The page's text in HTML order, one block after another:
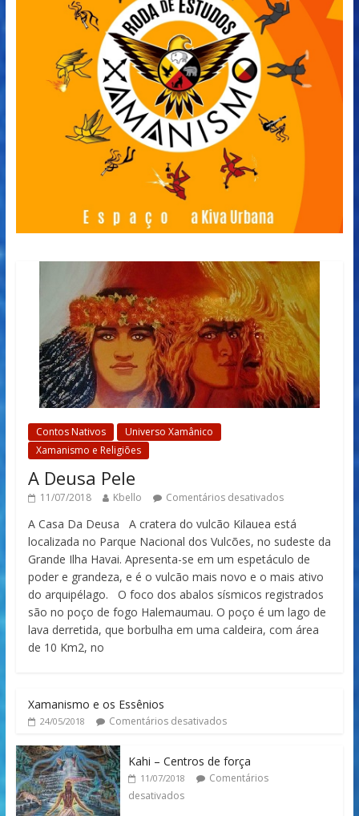
Contos Nativos
Universo Xamânico
Xamanismo e Religiões
A Deusa Pele
11/07/2018 Kbello Comentários desativados
A Casa Da Deusa A cratera do vulcão Kilauea está
localizada no Parque Nacional dos Vulcões, no sudeste da
Grande Ilha Havai. Apresenta-se em um espetáculo de
poder e grandeza, e é o vulcão mais novo e o mais ativo
do arquipélago. O foco dos abalos sísmicos registrados
são no poço de fogo Halemaumau. O poço é um lago de
lava derretida, que borbulha em uma caldeira, com área
de 10 Km2, no
Xamanismo e os Essênios
24/05/2018 Comentários desativados
Kahi – Centros de força
11/07/2018
Comentários
desativados